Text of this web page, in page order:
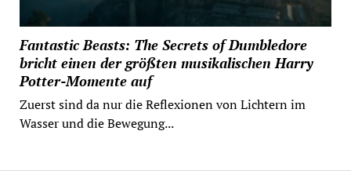
Fantastic Beasts: The Secrets of Dumbledore
bricht einen der größten musikalischen Harry
Potter-Momente auf
Zuerst sind da nur die Reflexionen von Lichtern im
Wasser und die Bewegung...